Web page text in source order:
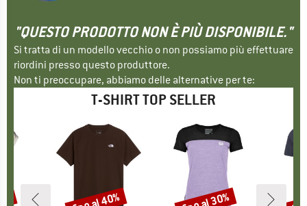
"QUESTO PRODOTTO NON È PIÙ DISPONIBILE."
Si tratta di un modello vecchio o non possiamo più effettuare
riordini presso questo produttore.
Non ti preoccupare, abbiamo delle alternative per te:
T-SHIRT TOP SELLER
Sconto Sconto